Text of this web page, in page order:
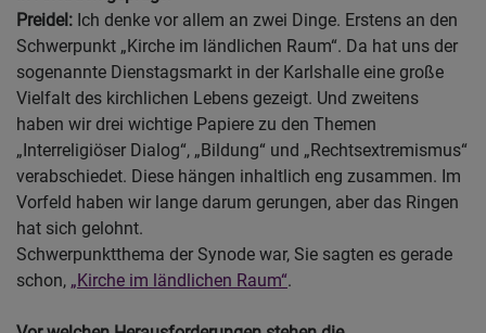
Preidel: Ich denke vor allem an zwei Dinge. Erstens an den
Schwerpunkt „Kirche im ländlichen Raum“. Da hat uns der
sogenannte Dienstagsmarkt in der Karlshalle eine große
Vielfalt des kirchlichen Lebens gezeigt. Und zweitens
haben wir drei wichtige Papiere zu den Themen
„Interreligiöser Dialog“, „Bildung“ und „Rechtsextremismus“
verabschiedet. Diese hängen inhaltlich eng zusammen. Im
Vorfeld haben wir lange darum gerungen, aber das Ringen
hat sich gelohnt.
Schwerpunktthema der Synode war, Sie sagten es gerade
schon, „Kirche im ländlichen Raum“.